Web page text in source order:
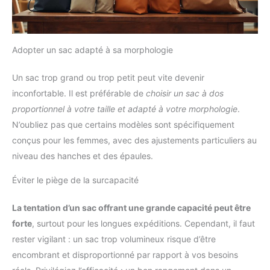
plastique résistantes, chaque
composant a été conçu pour
durer dans le temps.
maximal pendant vos déplacements. Les bretelles larges,
respirantes et réglables avec rembourrage en mousse
soulagent la pression sur les épaules. Idéal comme sac de
cabine, sac à dos de voyage ou sac à dos pour ordinateur
confortable.
Adopter un sac adapté à sa morphologie
Un sac trop grand ou trop petit peut vite devenir
inconfortable. Il est préférable de choisir un sac à dos
proportionnel à votre taille et adapté à votre morphologie.
N’oubliez pas que certains modèles sont spécifiquement
conçus pour les femmes, avec des ajustements particuliers au
niveau des hanches et des épaules.
Éviter le piège de la surcapacité
La tentation d’un sac offrant une grande capacité peut être
forte, surtout pour les longues expéditions. Cependant, il faut
rester vigilant : un sac trop volumineux risque d’être
encombrant et disproportionné par rapport à vos besoins